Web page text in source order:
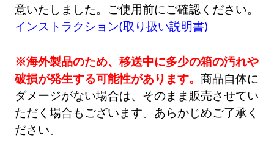
意いたしました。ご使用前にご確認ください。
インストラクション(取り扱い説明書)
※海外製品のため、移送中に多少の箱の汚れや
破損が発生する可能性があります。商品自体に
ダメージがない場合は、そのまま販売させてい
ただく場合もございます。あらかじめご了承く
ださい。